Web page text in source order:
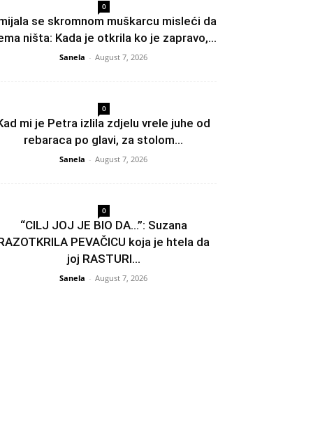
0
se skromnom muškarcu misleći da
ništa: Kada je otkrila ko je zapravo,...
Sanela - August 7, 2026
0
mi je Petra izlila zdjelu vrele juhe od
rebaraca po glavi, za stolom...
Sanela - August 7, 2026
0
“CILJ JOJ JE BIO DA…”: Suzana
PEVAČICU koja je htela da
joj RASTURI...
Sanela - August 7, 2026